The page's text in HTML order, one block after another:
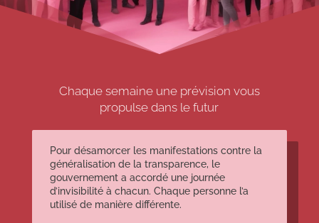
Chaque semaine une prévision vous
propulse dans le futur
Pour désamorcer les manifestations contre la
généralisation de la transparence, le
gouvernement a accordé une journée
d’invisibilité à chacun. Chaque personne l’a
utilisé de manière différente.